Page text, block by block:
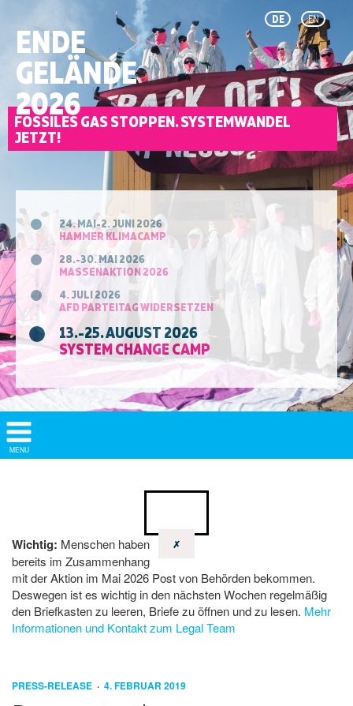
DE EN
ENDE
GELÄNDE
2026
FOSSILES GAS STOPPEN. SYSTEMWANDEL
JETZT!
24. MAI-2. JUNI 2026
HAMMER KLIMACAMP
28.-30. MAI 2026
MASSENAKTION 2026
4. JULI 2026
AFD PARTEITAG WIDERSETZEN
13.-25. AUGUST 2026
SYSTEM CHANGE CAMP
Show/
Hide
MENU
PRESS-RELEASE 4. FEBRUAR 2019
✗
Wichtig: Menschen haben
bereits im Zusammenhang
mit der Aktion im Mai 2026 Post von Behörden bekommen.
Deswegen ist es wichtig in den nächsten Wochen regelmäßig
den Briefkasten zu leeren, Briefe zu öffnen und zu lesen. Mehr
Informationen und Kontakt zum Legal Team